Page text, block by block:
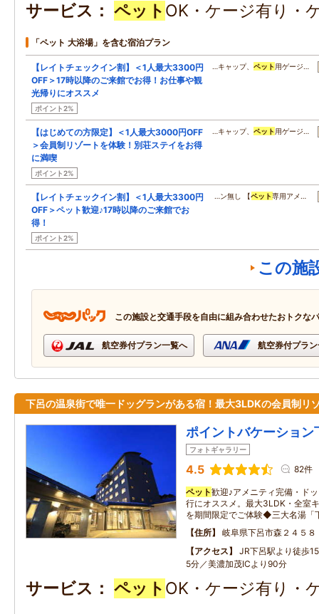
サービス ペット OK・ケージ有り・
「ペット 大浴場」を含む宿泊プラン
【レイトチェックイン割】＜1人最大3300円
OFF＞17時以降のご来館でお得！お仕事や観
光帰りにオススメ
ポイント2%
…キャップ、 ペット 用ゲージ…
【はじめての方限定】＜1人最大3000円OFF
＞会員制リゾートを体験！別荘ステイをお得
に満喫
ポイント2%
…キャップ、 ペット 用ゲージ…
【レイトチェックイン割】＜1人最大3300円
OFF＞ペット歓迎♪17時以降のご来館でお
得！
ポイント2%
…ン無し 【ペット専用アメ…
この施
この施設と交通手段を自由に組み合わせたおトクな
航空券付プラン一覧へ 航空券付プラ
下呂の温泉街で唯一ドッグランがある宿！最大3LDKの会員制リ
ポイントバケーション
フォトギャラリー
4.5 82件
ペット歓迎♪アメニティ完備・ド
行にオススメ。最大3LDK・全室
を期間限定でご体験◆三大名湯
住所
岐阜県下呂市森２４５８
アクセス
JR下呂駅より徒歩
5分／美濃加茂ICより90分
サービス ペット OK・ケージ有り・